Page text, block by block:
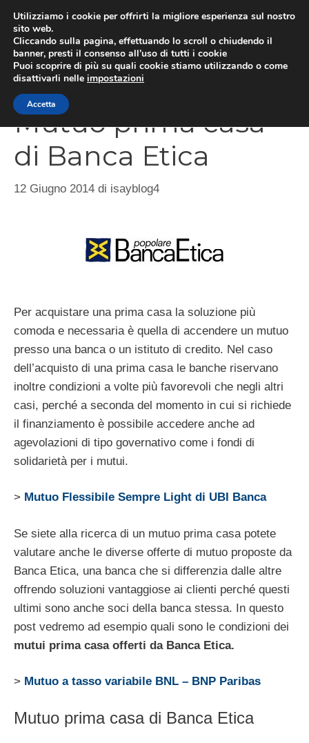
contenuto
Mutuo prima casa
di Banca Etica
12 Giugno 2014 di isayblog4
Per acquistare una prima casa la soluzione più
comoda e necessaria è quella di accendere un mutuo
presso una banca o un istituto di credito. Nel caso
dell’acquisto di una prima casa le banche riservano
inoltre condizioni a volte più favorevoli che negli altri
casi, perché a seconda del momento in cui si richiede
il finanziamento è possibile accedere anche ad
agevolazioni di tipo governativo come i fondi di
solidarietà per i mutui.
> Mutuo Flessibile Sempre Light di UBI Banca
Se siete alla ricerca di un mutuo prima casa potete
valutare anche le diverse offerte di mutuo proposte da
Banca Etica, una banca che si differenzia dalle altre
offrendo soluzioni vantaggiose ai clienti perché questi
ultimi sono anche soci della banca stessa. In questo
post vedremo ad esempio quali sono le condizioni dei
mutui prima casa offerti da Banca Etica.
> Mutuo a tasso variabile BNL – BNP Paribas
Mutuo prima casa di Banca Etica
Utilizziamo i cookie per offrirti la migliore esperienza sul nostro
sito web.
Cliccando sulla pagina, effettuando lo scroll o chiudendo il
banner, presti il consenso all’uso di tutti i cookie
Puoi scoprire di più su quali cookie stiamo utilizzando o come
disattivarli nelle impostazioni
Accetta